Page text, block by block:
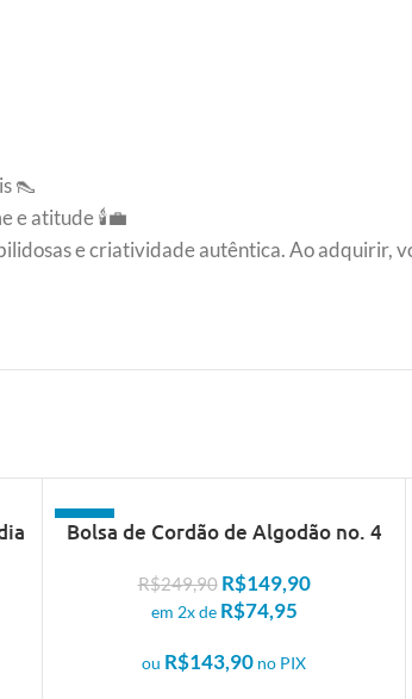
👠
e atitude 🕯️💼
e criatividade autêntica. Ao adquirir,
- 40%
Bolsa de Cordão de Algodão no. 4
R$249,90 R$149,90
em 2x de R$74,95
ou R$143,90 no PIX